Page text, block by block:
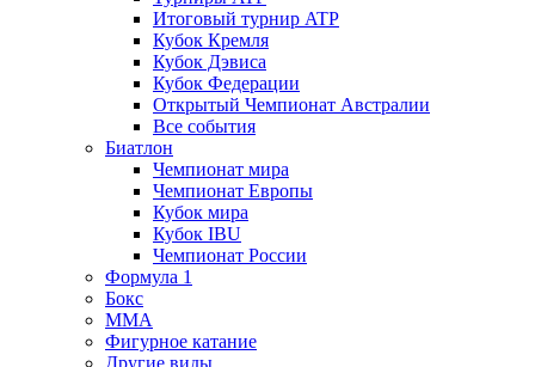
Итоговый турнир ATP
Кубок Кремля
Кубок Дэвиса
Кубок Федерации
Открытый Чемпионат Австралии
Все события
Биатлон
Чемпионат мира
Чемпионат Европы
Кубок мира
Кубок IBU
Чемпионат России
Формула 1
Бокс
MMA
Фигурное катание
Другие виды